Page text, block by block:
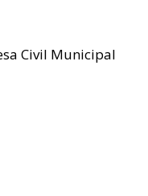
Civil Municipal